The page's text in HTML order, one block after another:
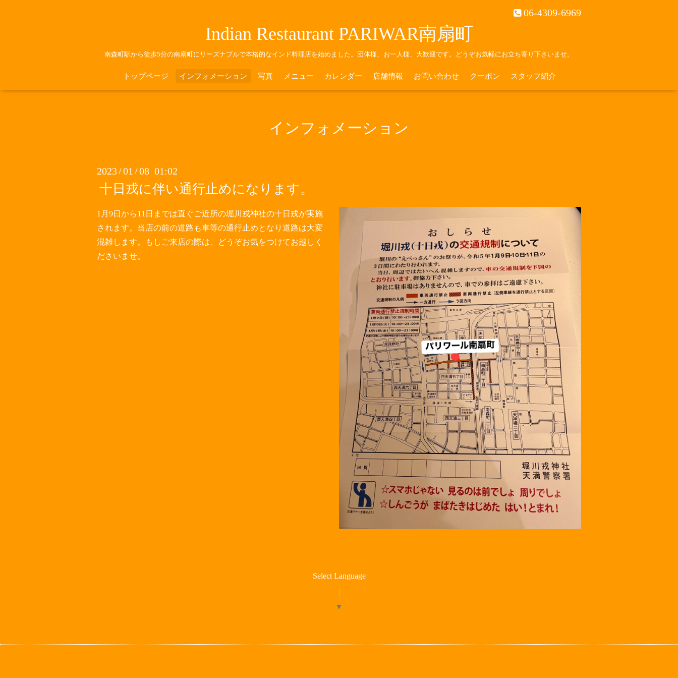
06-4309-6969
Indian Restaurant PARIWAR南扇町
南森町駅から徒歩5分の南扇町にリーズナブルで本格的なインド料理店を始めました。団体様、お一人様、大歓迎です。どうぞお気軽にお立ち寄り下さいませ。
トップページ インフォメーション 写真 メニュー カレンダー 店舗情報 お問い合わせ クーポン スタッフ紹介
インフォメーション
2023 /01 /08 01:02
十日戎に伴い通行止めになります。
1月9日から11日までは直ぐご近所の堀川戎神社の十日戎が実施
されます。当店の前の道路も車等の通行止めとなり道路は大変
混雑します。もしご来店の際は、どうぞお気をつけてお越しく
ださいませ。
Select Language
▼